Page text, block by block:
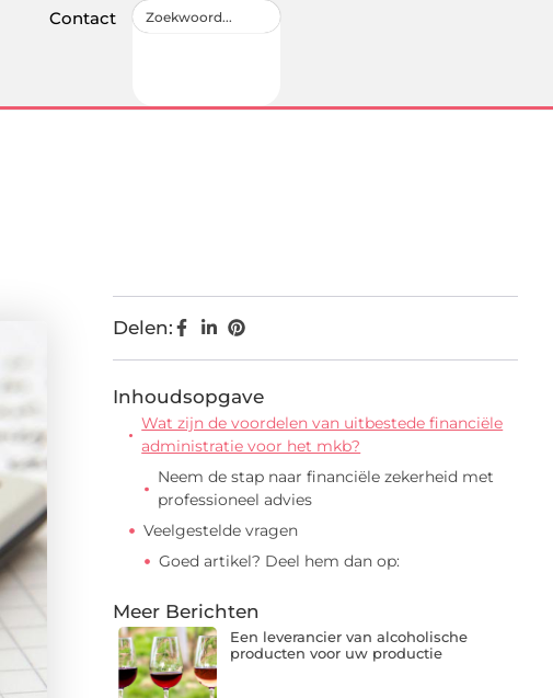
Contact
Delen:
Inhoudsopgave
Wat zijn de voordelen van uitbestede financiële
administratie voor het mkb?
Neem de stap naar financiële zekerheid met
professioneel advies
Veelgestelde vragen
Goed artikel? Deel hem dan op:
Meer Berichten
Een leverancier van alcoholische
producten voor uw productie